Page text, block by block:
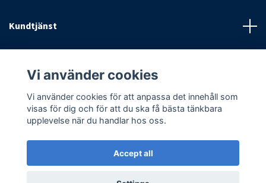
Kundtjänst
© 2026 CrochetByKim
Vi använder cookies
Vi använder cookies för att anpassa det innehåll som
visas för dig och för att du ska få bästa tänkbara
upplevelse när du handlar hos oss.
Accept all